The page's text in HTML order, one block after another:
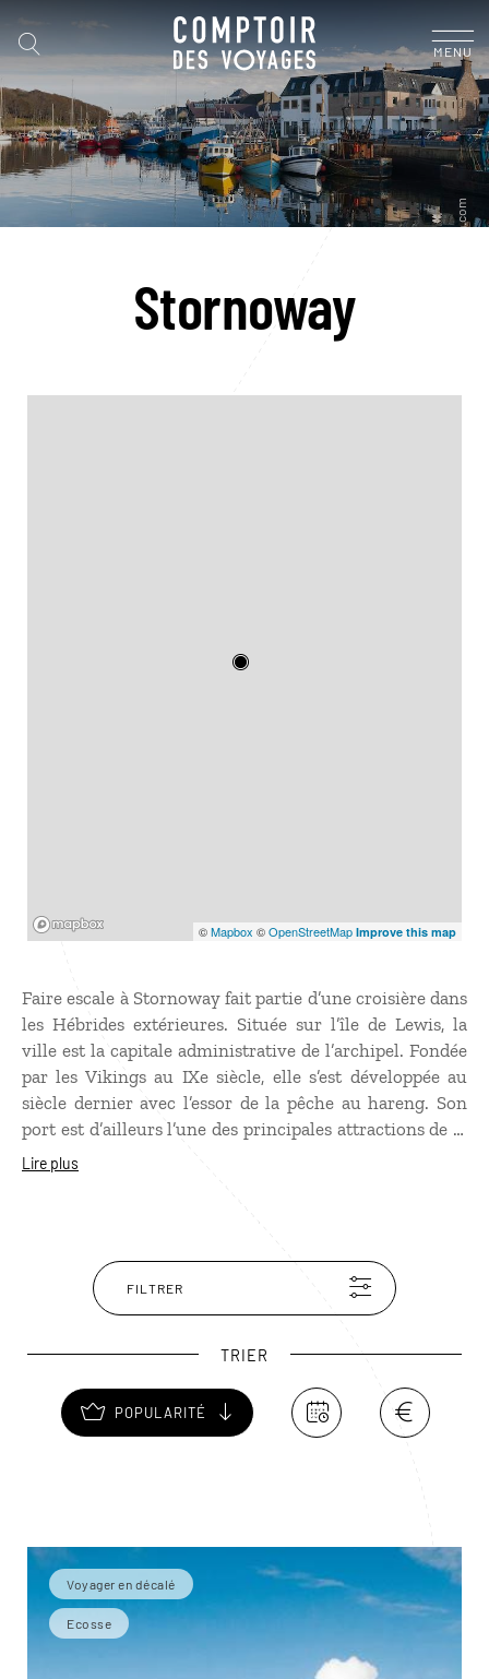
MENU
Stornoway
©Mapbox ©OpenStreetMap Improve this map
Faire escale à Stornoway fait partie d’une croisière dans
les Hébrides extérieures. Située sur l’île de Lewis, la
ville est la capitale administrative de l’archipel. Fondée
par les Vikings au IXe siècle, elle s’est développée au
siècle dernier avec l’essor de la pêche au hareng. Son
port est d’ailleurs l’une des principales attractions de la
ville avec le château victorien de Lews, propriété de Sir
Lire plus
FILTRER
TRIER
POPULARITÉ
Voyager en décalé
Ecosse